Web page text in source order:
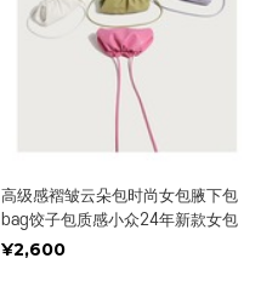
高级感褶皱云朵包时尚女包腋下包
bag饺子包质感小众24年新款女包
¥2,600